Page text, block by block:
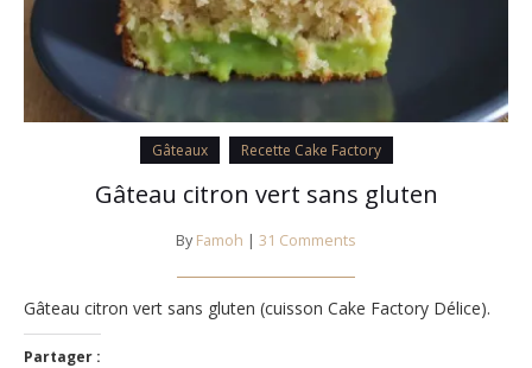
Gâteaux Recette Cake Factory
Gâteau citron vert sans gluten
By Famoh | 31 Comments
Gâteau citron vert sans gluten (cuisson Cake Factory Délice).
Partager :